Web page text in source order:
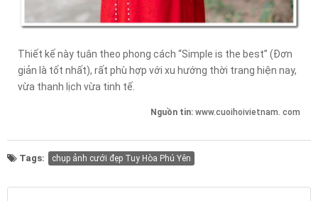
Thiết kế này tuân theo phong cách “Simple is the best” (Đơn
giản là tốt nhất), rất phù hợp với xu hướng thời trang hiện nay,
vừa thanh lịch vừa tinh tế.
Nguồn tin: www.cuoihoivietnam. com
Tags: chụp ảnh cưới đẹp Tuy Hòa Phú Yên